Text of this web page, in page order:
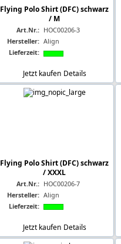
Flying Polo Shirt (DFC) schwarz
/ M
Art.Nr.: HOC00206-3
Hersteller: Align
Lieferzeit:
Jetzt kaufen Details
Flying Polo Shirt (DFC) schwarz
/ XXXL
Art.Nr.: HOC00206-7
Hersteller: Align
Lieferzeit:
Jetzt kaufen Details